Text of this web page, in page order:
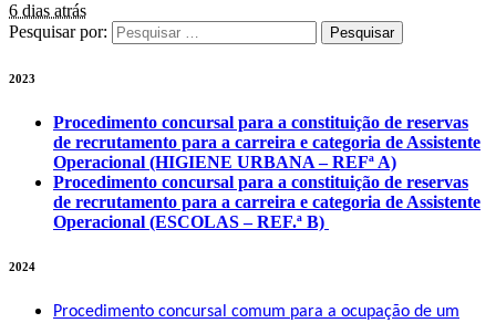
6 dias atrás
Pesquisar por:
2023
Procedimento concursal para a constituição de reservas
de recrutamento para a carreira e categoria de Assistente
Operacional (HIGIENE URBANA – REFª A)
Procedimento concursal para a constituição de reservas
de recrutamento para a carreira e categoria de Assistente
Operacional (ESCOLAS – REF.ª B)
2024
Procedimento concursal comum para a ocupação de um